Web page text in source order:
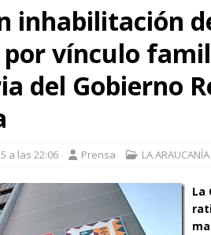
inhabilitación
vínculo
del Gobierno
a las 22:06 Prensa LA ARAUCANÍA
La